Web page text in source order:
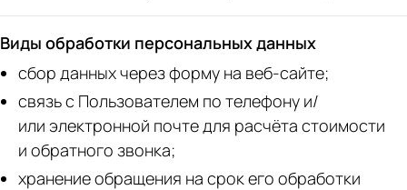
Виды обработки персональных данных
сбор данных через форму на веб-сайте;
связь с Пользователем по телефону и/
или электронной почте для расчёта стоимости
и обратного звонка;
хранение обращения на срок его обработки